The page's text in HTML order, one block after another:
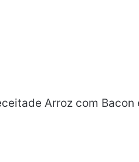
Arroz com Bacon